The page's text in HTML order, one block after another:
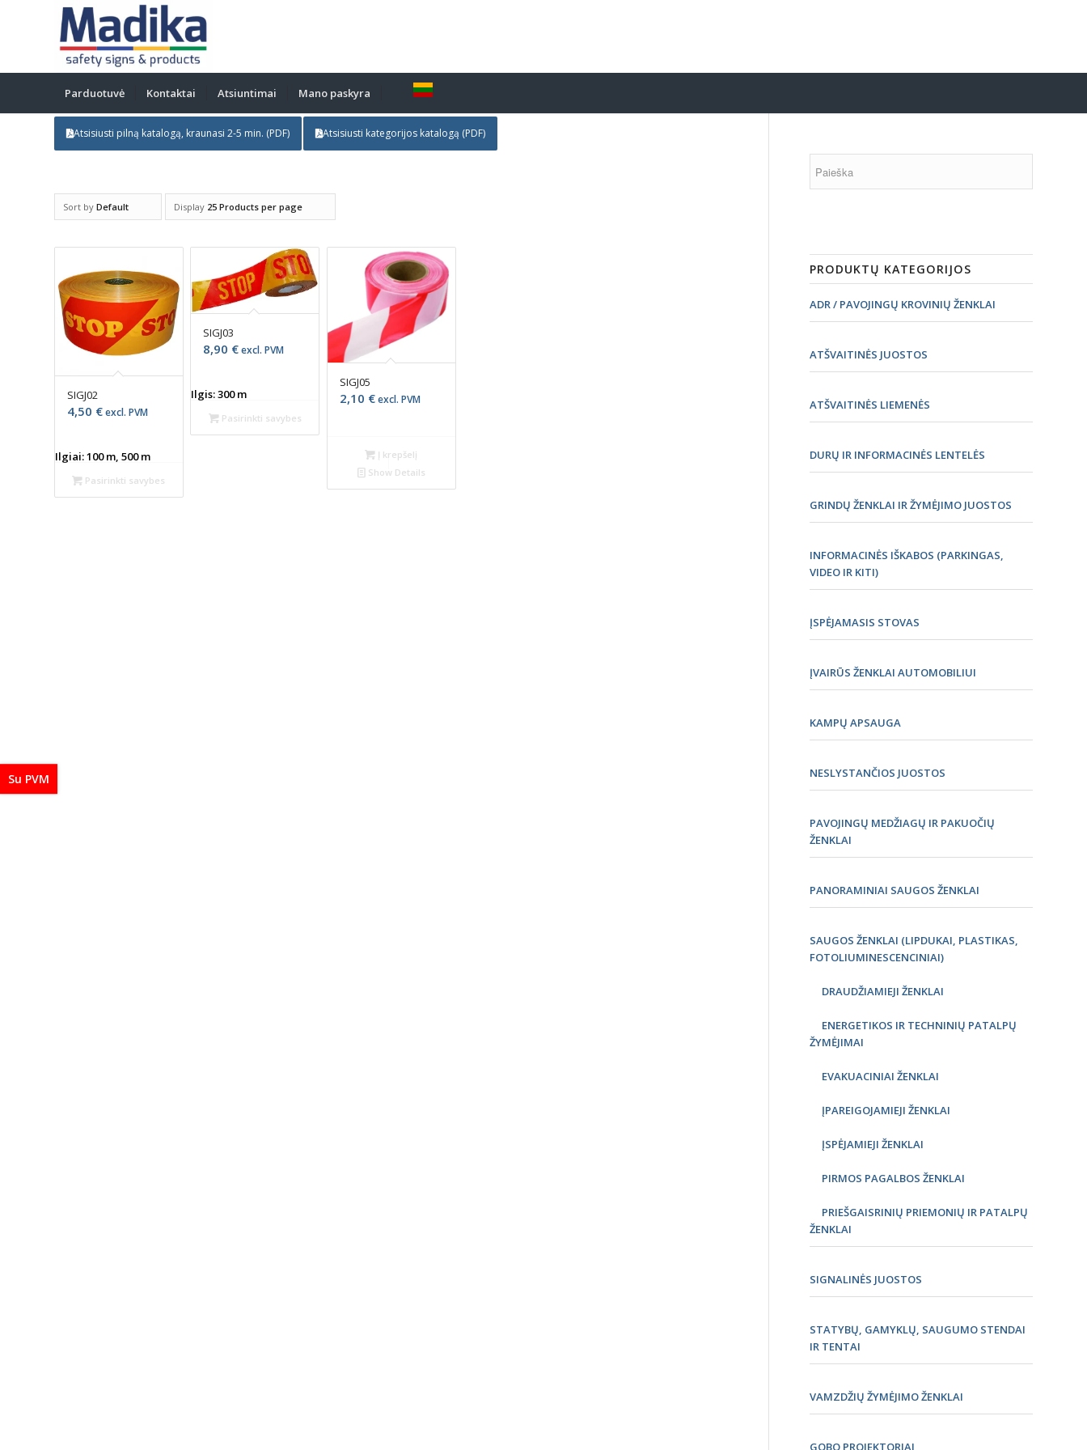
Parduotuvė Kontaktai Atsiuntimai Mano paskyra
Atsisiusti pilną katalogą, kraunasi 2-5 min. (PDF) Atsisiusti kategorijos katalogą (PDF)
Sort by Default Display 25 Products per page
SIGJ02
4,50 €excl. PVM
Ilgiai: 100 m, 500 m
Pasirinkti savybes
SIGJ03
8,90 €excl. PVM
Ilgis: 300 m
Pasirinkti savybes
SIGJ05
2,10 €excl. PVM
Į krepšelį
Show Details
PRODUKTŲ KATEGORIJOS
ADR / PAVOJINGŲ KROVINIŲ ŽENKLAI
ATŠVAITINĖS JUOSTOS
ATŠVAITINĖS LIEMENĖS
DURŲ IR INFORMACINĖS LENTELĖS
GRINDŲ ŽENKLAI IR ŽYMĖJIMO JUOSTOS
INFORMACINĖS IŠKABOS (PARKINGAS,
VIDEO IR KITI)
ĮSPĖJAMASIS STOVAS
ĮVAIRŪS ŽENKLAI AUTOMOBILIUI
KAMPŲ APSAUGA
NESLYSTANČIOS JUOSTOS
PAVOJINGŲ MEDŽIAGŲ IR PAKUOČIŲ
ŽENKLAI
PANORAMINIAI SAUGOS ŽENKLAI
SAUGOS ŽENKLAI (LIPDUKAI, PLASTIKAS,
FOTOLIUMINESCENCINIAI)
DRAUDŽIAMIEJI ŽENKLAI
ENERGETIKOS IR TECHNINIŲ PATALPŲ
ŽYMĖJIMAI
EVAKUACINIAI ŽENKLAI
ĮPAREIGOJAMIEJI ŽENKLAI
ĮSPĖJAMIEJI ŽENKLAI
PIRMOS PAGALBOS ŽENKLAI
PRIEŠGAISRINIŲ PRIEMONIŲ IR PATALPŲ
ŽENKLAI
SIGNALINĖS JUOSTOS
STATYBŲ, GAMYKLŲ, SAUGUMO STENDAI
IR TENTAI
VAMZDŽIŲ ŽYMĖJIMO ŽENKLAI
GOBO PROJEKTORIAI
Su PVM